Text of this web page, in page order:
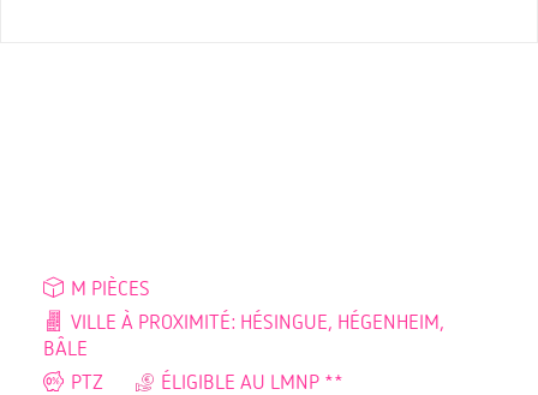
M PIÈCES
VILLE À PROXIMITÉ: HÉSINGUE, HÉGENHEIM,
BÂLE
PTZ
ÉLIGIBLE AU LMNP **